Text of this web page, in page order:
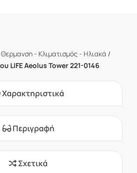
Θερμανση - Κλιματισμός - Ηλιακά /
LIFE Aeolus Tower 221-0146
Χαρακτηριστικά
Περιγραφή
Σχετικά